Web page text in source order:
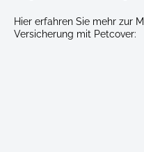
Hier erfahren Sie mehr zur
Versicherung mit Petcover: